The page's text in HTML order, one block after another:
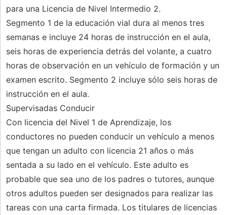
para una Licencia de Nivel Intermedio 2.
Segmento 1 de la educación vial dura al menos tres
semanas e incluye 24 horas de instrucción en el aula,
seis horas de experiencia detrás del volante, a cuatro
horas de observación en un vehículo de formación y un
examen escrito. Segmento 2 incluye sólo seis horas de
instrucción en el aula.
Supervisadas Conducir
Con licencia del Nivel 1 de Aprendizaje, los
conductores no pueden conducir un vehículo a menos
que tengan un adulto con licencia 21 años o más
sentada a su lado en el vehículo. Este adulto es
probable que sea uno de los padres o tutores, aunque
otros adultos pueden ser designados para realizar las
tareas con una carta firmada. Los titulares de licencias